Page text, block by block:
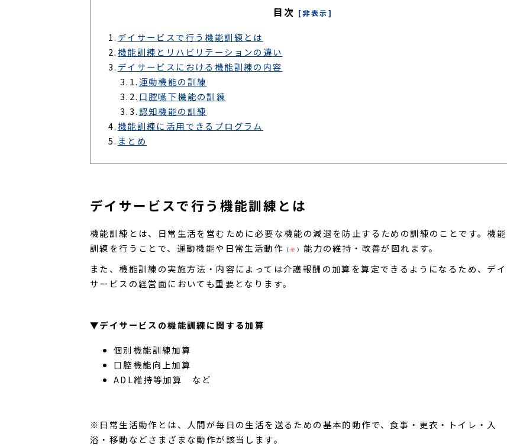
目次 [非表示]
1. デイサービスで行う機能訓練とは
2. 機能訓練とリハビリテーションの違い
3. デイサービスにおける機能訓練の内容
3.1. 運動機能の訓練
3.2. 口腔嚥下機能の訓練
3.3. 認知機能の訓練
4. 機能訓練に活用できるプログラム
5. まとめ
デイサービスで行う機能訓練とは
機能訓練とは、日常生活を営むために必要な機能の減退を防止するための訓練のことです。機能
訓練を行うことで、運動機能や日常生活動作 （ ※ ） 能力の維持・改善が図れます。
また、機能訓練の実施方法・内容によっては介護報酬の加算を算定できるようになるため、デイ
サービスの経営面においても重要となります。
▼デイサービスの機能訓練に関する加算
個別機能訓練加算
口腔機能向上加算
ADL維持等加算 など
※日常生活動作とは、人間が毎日の生活を送るための基本的動作で、食事・更衣・トイレ・入
浴・移動などさまざまな動作が該当します。